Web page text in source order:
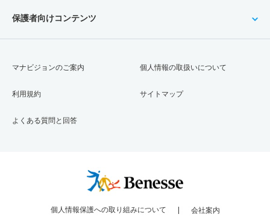
保護者向けコンテンツ
マナビジョンのご案内
利用規約
よくある質問と回答
個人情報の取扱いについて
サイトマップ
個人情報保護への取り組みについて 会社案内